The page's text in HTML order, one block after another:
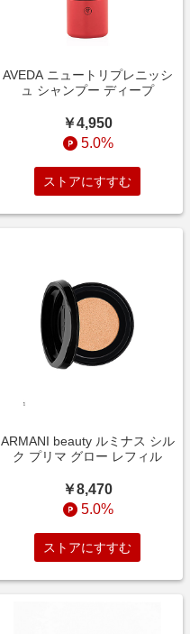
AVEDA ニュートリプレニッシ
ュ シャンプー ディープ
￥4,950
5.0%
ストアにすすむ
ARMANI beauty ルミナス シル
ク プリマ グロー レフィル
￥8,470
5.0%
ストアにすすむ